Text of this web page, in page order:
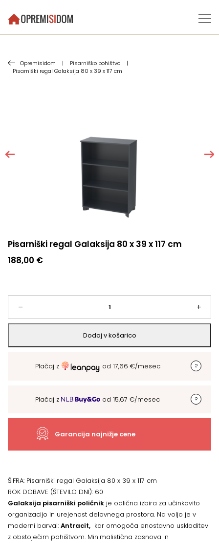
Opremisidom | Pisarniško pohištvo
|
Pisarniški regal Galaksija 80 x 39 x 117 cm
Pisarniški regal Galaksija 80 x 39 x 117 cm
188,00 €
–
Pisarniški
regal
Galaksija
117
količina
+
Dodaj v košarico
Plačaj z od 17,66 €/mesec
Plačaj z od 15,67 €/mesec
Garancija najnižje cene
ŠIFRA: Pisarniški regal Galaksija 80 x 39 x 117 cm
ROK DOBAVE (ŠTEVILO DNI): 60
Galaksija pisarniški poličnik je odlična izbira za učinkovito
organizacijo in urejenost delovnega prostora. Na voljo je v
moderni barvai: Antracit, kar omogoča enostavno uskladitev
z obstoječim pohištvom. Minimalistična zasnova in